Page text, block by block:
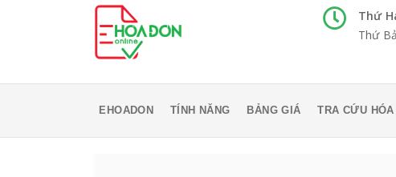
Thứ
Thứ
EHOADON TÍNH NĂNG BẢNG GIÁ TRA CỨU